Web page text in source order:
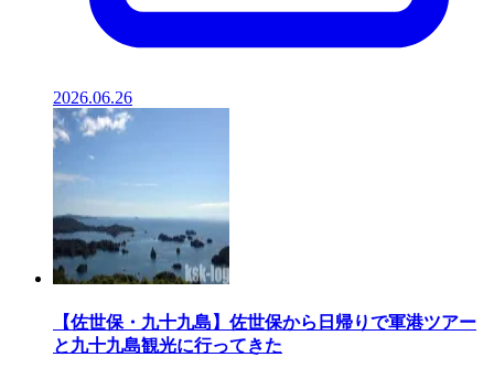
2026.06.26
【佐世保・九十九島】佐世保から日帰りで軍港ツアー
と九十九島観光に行ってきた